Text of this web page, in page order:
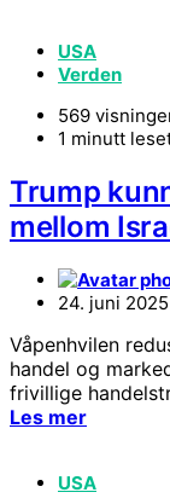
USA
Verden
569
1 minutt
Trump
mellom
24. juni 2025
Våpenhvilen
handel og
frivillige
Les mer
USA